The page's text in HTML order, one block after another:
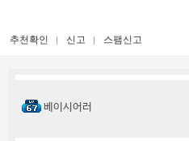
추천확인 신고 스팸신고
베이시어러